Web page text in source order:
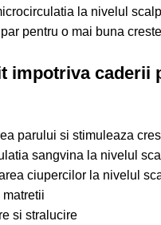
la nivelul
pentru o mai buna
impotriva caderii
parului si stimuleaza
sangvina la nivelul
ciupercilor la nivelul
si stralucire